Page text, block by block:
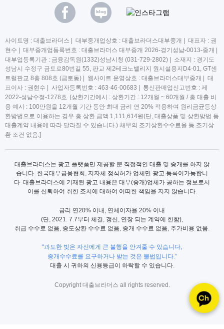
사이트명 : 대출브라더스 | 대부중개업상호 : 대출브라더스대부중개 | 대표자 : 권
현수 | 대부중개업등록번호 : 대출브라더스 대부중개 2026-경기성남-0013-중개 |
대부업등록기관 : 금융감독원(1332)성남시청 (031-729-2802) | 소재지 : 경기도
성남시 수정구 금토로80번길 55, 판교 제2테크노밸리지 원시설용지D4-01, GT센
트럴판교 8층 808호 (금토동) | 웹사이트 운영상호 : 대출브라더스대부중개 | 대
표이사 : 권현수 | 사업자등록번호 : 463-46-00683 | 통신판매업신고번호 : 제
2022-성남수정-1278호 [상환기간예시 : 상환기간 : 12개월 ~ 60개월 / 총 대출 비
용 예시 : 100만원을 12개월 기간 동안 최대 금리 연 20% 적용하여 원리금균등상
환방법으로 이용하는 경우 총 상환 금액 1,111,614원(단, 대출상품 및 상환방법 등
대출계약 내용에 따라 달라질 수 있습니다.) 채무의 조기상환수수료율 등 조기상
환 조건 없음.]
대출브라더스는 광고 플랫폼만 제공할 뿐 직접적인 대출 및 중개를 하지 않
습니다. 한국대부금융협회, 지자체 정식허가 업체만 광고 등록이가능합니
다. 대출브라더스에 기재된 광고 내용은 대부(중개)업체가 공하는 정보로서
이를 신뢰하여 취한 조치에 대하여 어떠한 책임을 지지 않습니다.
금리 연20% 이내, 연체이자율 20% 이내
(단, 2021. 7.7부터 체결, 갱신, 연장 되는 계약에 한함),
취급 수수로 없음, 중도상환 수수료 없음, 중개 수수료 없음, 추가비용 없음.
“과도한 빚은 자신에게 큰 불행을 안겨줄 수 있습니다,
중개수수료를 요구하거나 받는 것은 불법입니다.”
대출 시 귀하의 신용등급이 하락할 수 있습니다.
Copyright 대출브라더스 all rights reserved.